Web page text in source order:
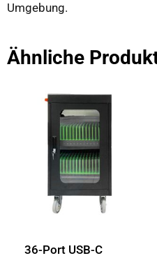
Umgebung.
Ähnliche
36-Port USB-C